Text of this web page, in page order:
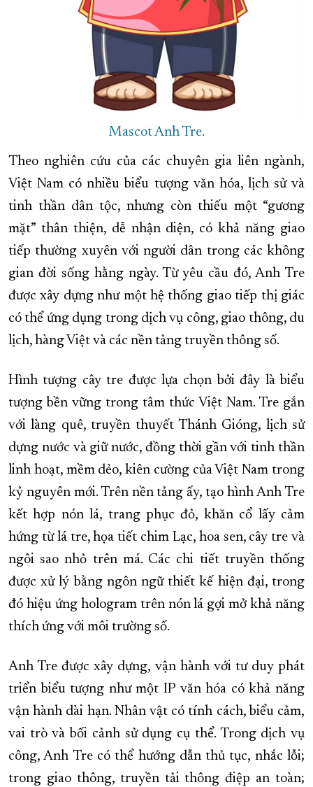
Mascot Anh Tre.
Theo nghiên cứu của các chuyên gia liên ngành,
Việt Nam có nhiều biểu tượng văn hóa, lịch sử và
tinh thần dân tộc, nhưng còn thiếu một “gương
mặt” thân thiện, dễ nhận diện, có khả năng giao
tiếp thường xuyên với người dân trong các không
gian đời sống hằng ngày. Từ yêu cầu đó, Anh Tre
được xây dựng như một hệ thống giao tiếp thị giác
có thể ứng dụng trong dịch vụ công, giao thông, du
lịch, hàng Việt và các nền tảng truyền thông số.
Hình tượng cây tre được lựa chọn bởi đây là biểu
tượng bền vững trong tâm thức Việt Nam. Tre gắn
với làng quê, truyền thuyết Thánh Gióng, lịch sử
dựng nước và giữ nước, đồng thời gần với tinh thần
linh hoạt, mềm dẻo, kiên cường của Việt Nam trong
kỷ nguyên mới. Trên nền tảng ấy, tạo hình Anh Tre
kết hợp nón lá, trang phục đỏ, khăn cổ lấy cảm
hứng từ lá tre, họa tiết chim Lạc, hoa sen, cây tre và
ngôi sao nhỏ trên má. Các chi tiết truyền thống
được xử lý bằng ngôn ngữ thiết kế hiện đại, trong
đó hiệu ứng hologram trên nón lá gợi mở khả năng
thích ứng với môi trường số.
Anh Tre được xây dựng, vận hành với tư duy phát
triển biểu tượng như một IP văn hóa có khả năng
vận hành dài hạn. Nhân vật có tính cách, biểu cảm,
vai trò và bối cảnh sử dụng cụ thể. Trong dịch vụ
công, Anh Tre có thể hướng dẫn thủ tục, nhắc lỗi;
trong giao thông, truyền tải thông điệp an toàn;